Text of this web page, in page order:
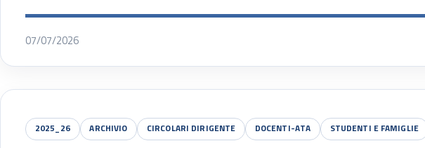
07/07/2026
2025_26 ARCHIVIO CIRCOLARI DIRIGENTE DOCENTI-ATA STUDENTI E FAMIGLIE